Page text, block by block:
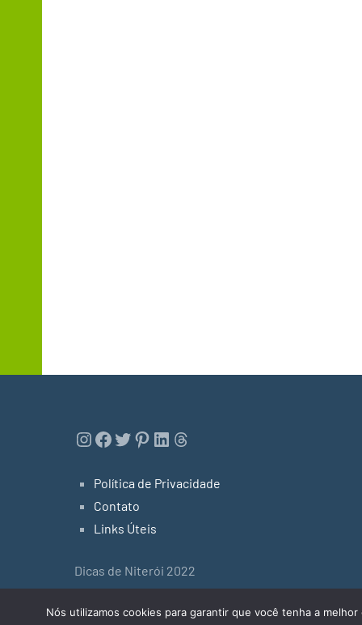
Instagram
Facebook
Twitter
Pinterest
LinkedIn
Threads
Política de Privacidade
Contato
Links Úteis
Dicas de Niterói 2022
Tema do WordPress: Occasio by ThemeZee.
Nós utilizamos cookies para garantir que você tenha a